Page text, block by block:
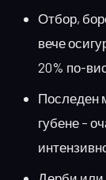
Отбор,
вече
20% по-
Последен
губене –